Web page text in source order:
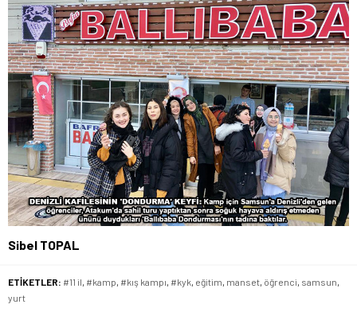
Sibel TOPAL
ETİKETLER: #11 il, #kamp, #kış kampı, #kyk, eğitim, manset, öğrenci, samsun,
yurt